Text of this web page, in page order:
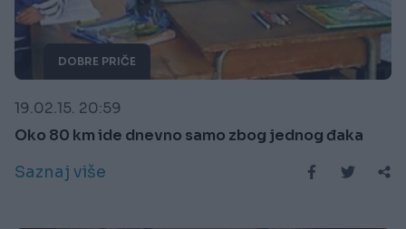
DOBRE PRIČE
19.02.15. 20:59
Oko 80 km ide dnevno samo zbog jednog đaka
Saznaj više